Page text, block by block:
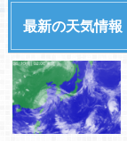
最新の天気情報